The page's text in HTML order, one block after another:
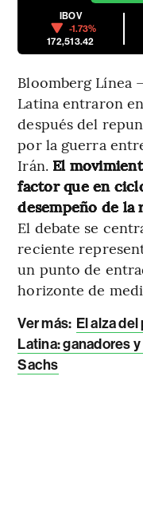
IBOV
-1.73%
172,513.42
Bloomberg Línea
Latina entraron
después del
por la guerra
Irán. El
factor que en
desempeño de la
El debate se
reciente
un punto de
horizonte de
Ver más: El alza
Latina: ganadores
Sachs